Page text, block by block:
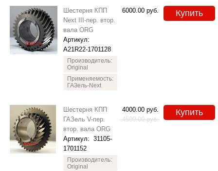
Шестерня КПП
Next III-пер. втор.
вала ORG
Артикул:
A21R22-1701128
Производитель:
Original
Применяемость:
ГАЗель-Next
6000.00 руб. Купить
Шестерня КПП
ГАЗель V-пер.
втор. вала ORG
Артикул: 31105-
1701152
Производитель:
Original
4000.00 руб.
4500.00 руб.
Купить